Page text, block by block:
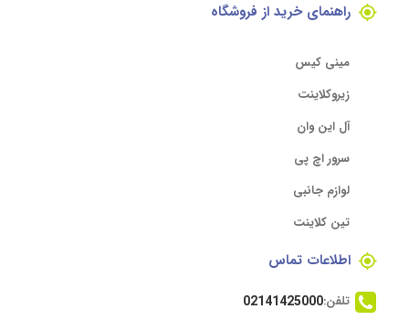
راهنمای خرید از فروشگاه
مینی کیس
زیروکلاینت
آل این وان
سرور اچ پی
لوازم جانبی
تین کلاینت
اطلاعات تماس
تلفن:02141425000